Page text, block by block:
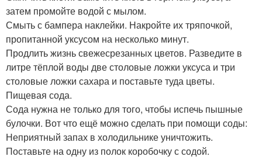
затем промойте водой с мылом.
Смыть с бампера наклейки. Накройте их тряпочкой,
пропитанной уксусом на несколько минут.
Продлить жизнь свежесрезанных цветов. Разведите в
литре тёплой воды две столовые ложки уксуса и три
столовые ложки сахара и поставьте туда цветы.
Пищевая сода.
Сода нужна не только для того, чтобы испечь пышные
булочки. Вот что ещё можно сделать при помощи соды:
Неприятный запах в холодильнике уничтожить.
Поставьте на одну из полок коробочку с содой.